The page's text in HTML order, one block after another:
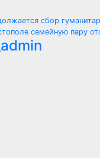
сбор
семейную пару